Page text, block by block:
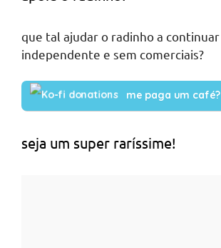
que tal ajudar o radinho a continuar
independente e sem comerciais?
me paga um café?
seja um super raríssime!